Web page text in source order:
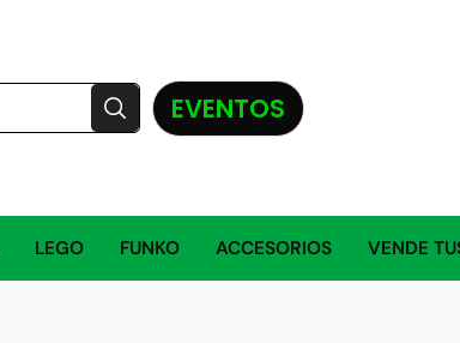
EVENTOS
LEGO FUNKO ACCESORIOS VENDE